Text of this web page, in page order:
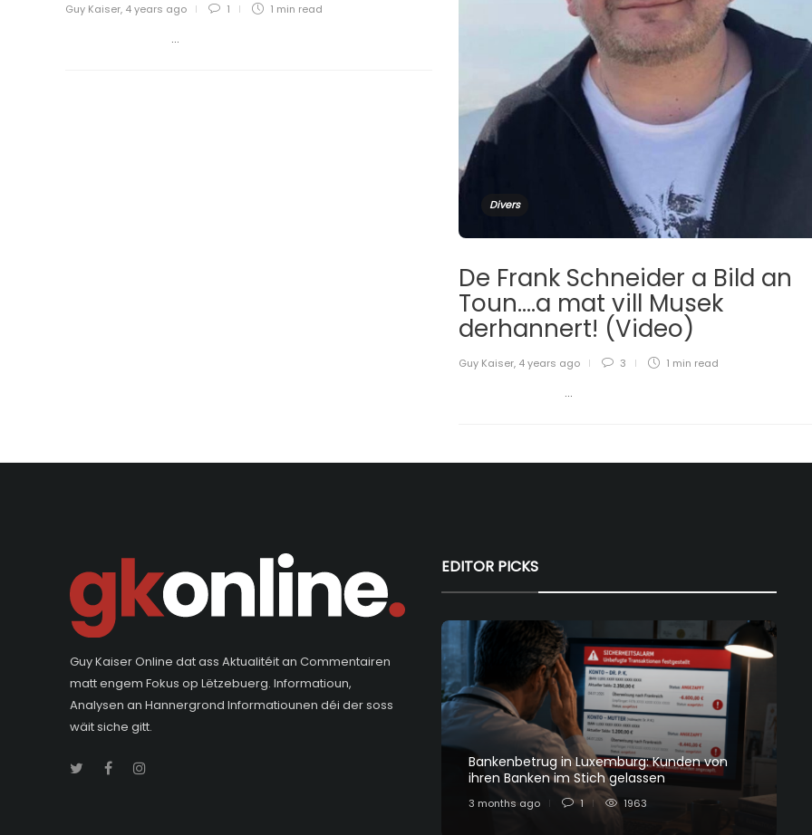
Guy Kaiser, 4 years ago 1 1 min read
...
Divers
De Frank Schneider a Bild an
Toun….a mat vill Musek
derhannert! (Video)
Guy Kaiser, 4 years ago 3 1 min read
...
Guy Kaiser Online dat ass Aktualitéit an Commentairen
matt engem Fokus op Lëtzebuerg. Informatioun,
Analysen an Hannergrond Informatiounen déi der soss
wäit siche gitt.
EDITOR PICKS
Bankenbetrug in Luxemburg: Kunden von
ihren Banken im Stich gelassen
3 months ago 1 1963